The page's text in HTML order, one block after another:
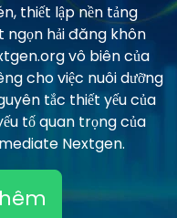
thiết lập nền tảng
hải đăng khôn
vô biên của
cho việc nuôi dưỡng
tắc thiết yếu của
tố quan trọng của
Nextgen.